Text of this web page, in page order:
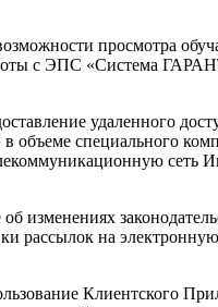
просмотра
с ЭПС «Система
удаленного
объеме специального
сеть
изменениях
рассылок на
Клиентского